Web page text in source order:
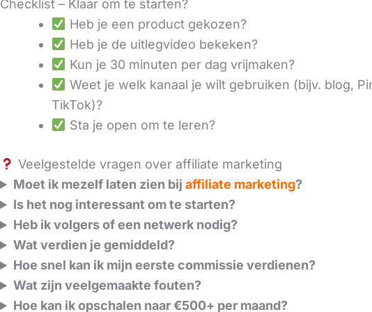
Checklist – Klaar om te starten?
Heb je een product gekozen?
Heb je de uitlegvideo bekeken?
Kun je 30 minuten per dag vrijmaken?
Weet je welk kanaal je wilt gebruiken (bijv. blog,
TikTok)?
Sta je open om te leren?
Veelgestelde vragen over affiliate marketing
Moet ik mezelf laten zien bijaffiliate marketing?
Is het nog interessant om te starten?
Heb ik volgers of een netwerk nodig?
Wat verdien je gemiddeld?
Hoe snel kan ik mijn eerste commissie verdienen?
Wat zijn veelgemaakte fouten?
Hoe kan ik opschalen naar €500+ per maand?